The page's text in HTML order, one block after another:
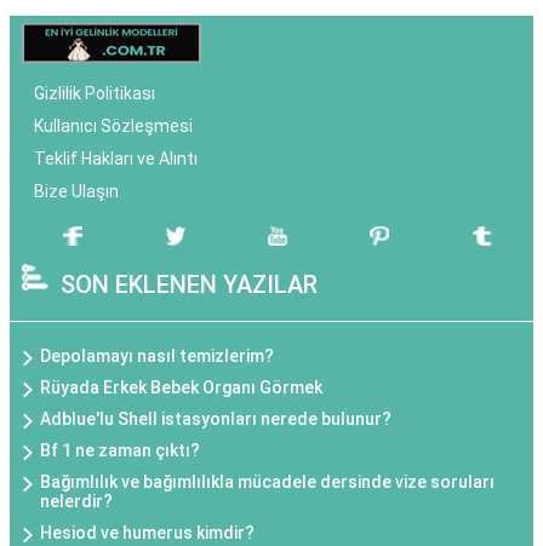
Gizlilik Politikası
Kullanıcı Sözleşmesi
Teklif Hakları ve Alıntı
Bize Ulaşın
SON EKLENEN YAZILAR
Depolamayı nasıl temizlerim?
Rüyada Erkek Bebek Organı Görmek
Adblue'lu Shell istasyonları nerede bulunur?
Bf 1 ne zaman çıktı?
Bağımlılık ve bağımlılıkla mücadele dersinde vize soruları
nelerdir?
Hesiod ve humerus kimdir?